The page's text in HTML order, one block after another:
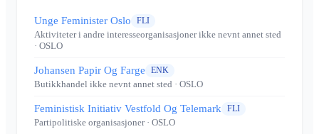
Unge Feminister Oslo FLI
Aktiviteter i andre interesseorganisasjoner ikke nevnt annet sted
· OSLO
Johansen Papir Og Farge ENK
Butikkhandel ikke nevnt annet sted · OSLO
Feministisk Initiativ Vestfold Og Telemark FLI
Partipolitiske organisasjoner· OSLO